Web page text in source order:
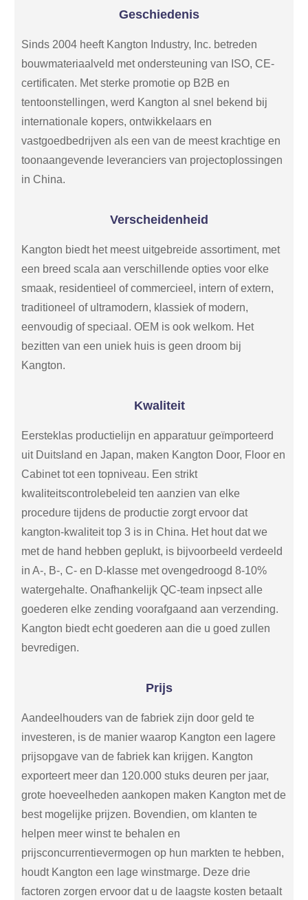
Geschiedenis
Sinds 2004 heeft Kangton Industry, Inc. betreden
bouwmateriaalveld met ondersteuning van ISO, CE-
certificaten. Met sterke promotie op B2B en
tentoonstellingen, werd Kangton al snel bekend bij
internationale kopers, ontwikkelaars en
vastgoedbedrijven als een van de meest krachtige en
toonaangevende leveranciers van projectoplossingen
in China.
Verscheidenheid
Kangton biedt het meest uitgebreide assortiment, met
een breed scala aan verschillende opties voor elke
smaak, residentieel of commercieel, intern of extern,
traditioneel of ultramodern, klassiek of modern,
eenvoudig of speciaal. OEM is ook welkom. Het
bezitten van een uniek huis is geen droom bij
Kangton.
Kwaliteit
Eersteklas productielijn en apparatuur geïmporteerd
uit Duitsland en Japan, maken Kangton Door, Floor en
Cabinet tot een topniveau. Een strikt
kwaliteitscontrolebeleid ten aanzien van elke
procedure tijdens de productie zorgt ervoor dat
kangton-kwaliteit top 3 is in China. Het hout dat we
met de hand hebben geplukt, is bijvoorbeeld verdeeld
in A-, B-, C- en D-klasse met ovengedroogd 8-10%
watergehalte. Onafhankelijk QC-team inpsect alle
goederen elke zending voorafgaand aan verzending.
Kangton biedt echt goederen aan die u goed zullen
bevredigen.
Prijs
Aandeelhouders van de fabriek zijn door geld te
investeren, is de manier waarop Kangton een lagere
prijsopgave van de fabriek kan krijgen. Kangton
exporteert meer dan 120.000 stuks deuren per jaar,
grote hoeveelheden aankopen maken Kangton met de
best mogelijke prijzen. Bovendien, om klanten te
helpen meer winst te behalen en
prijsconcurrentievermogen op hun markten te hebben,
houdt Kangton een lage winstmarge. Deze drie
factoren zorgen ervoor dat u de laagste kosten betaalt